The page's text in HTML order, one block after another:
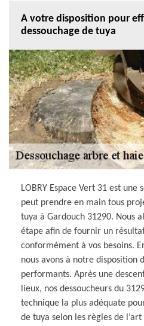
A votre disposition pour
dessouchage de tuya
LOBRY Espace Vert 31 est une
peut prendre en main tous
tuya à Gardouch 31290. Nous
étape afin de fournir un
conformément à vos besoins.
nous avons à notre disposition
performants. Après une
lieux, nos dessoucheurs du
technique la plus adéquate
de tuya selon les règles de